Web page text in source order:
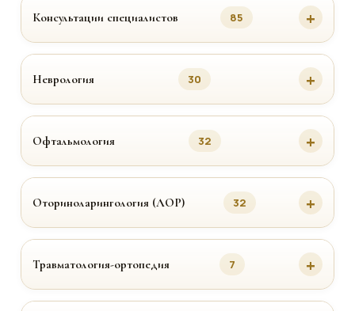
Консультации специалистов 85
Неврология 30
Офтальмология 32
Оториноларингология (ЛОР) 32
Травматология-ортопедия 7